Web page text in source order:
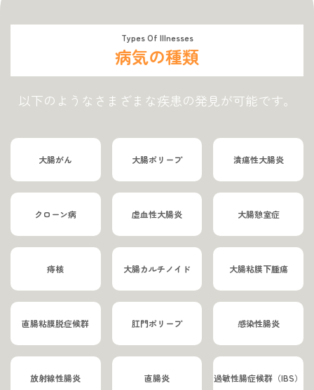
Types Of Illnesses
病気の種類
以下のようなさまざまな疾患の発見が可能です。
大腸がん 大腸ポリープ 潰瘍性大腸炎
クローン病 虚血性大腸炎 大腸憩室症
痔核 大腸カルチノイド 大腸粘膜下腫瘍
直腸粘膜脱症候群 肛門ポリープ 感染性腸炎
放射線性腸炎 直腸炎 過敏性腸症候群（IBS）